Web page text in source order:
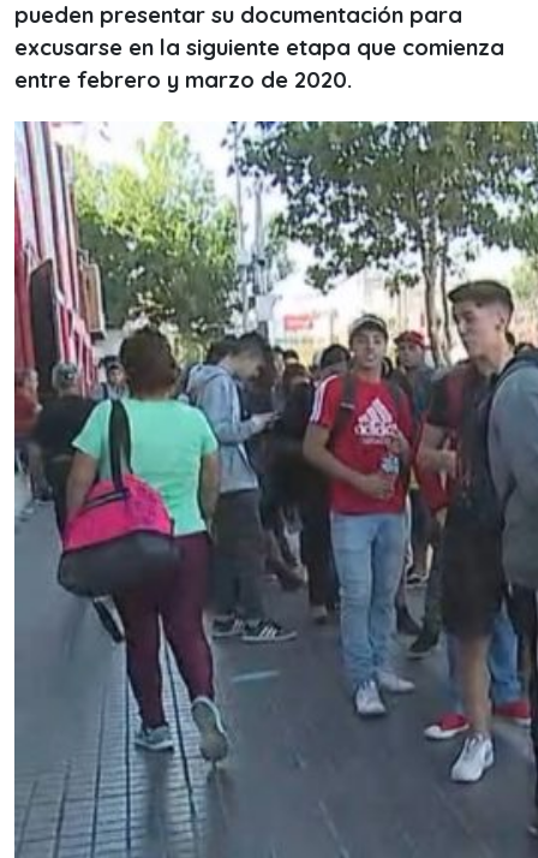
pueden presentar su documentación para
excusarse en la siguiente etapa que comienza
entre febrero y marzo de 2020.